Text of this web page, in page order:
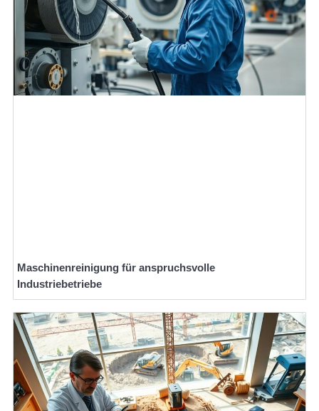
Maschinenreinigung für anspruchsvolle
Industriebetriebe